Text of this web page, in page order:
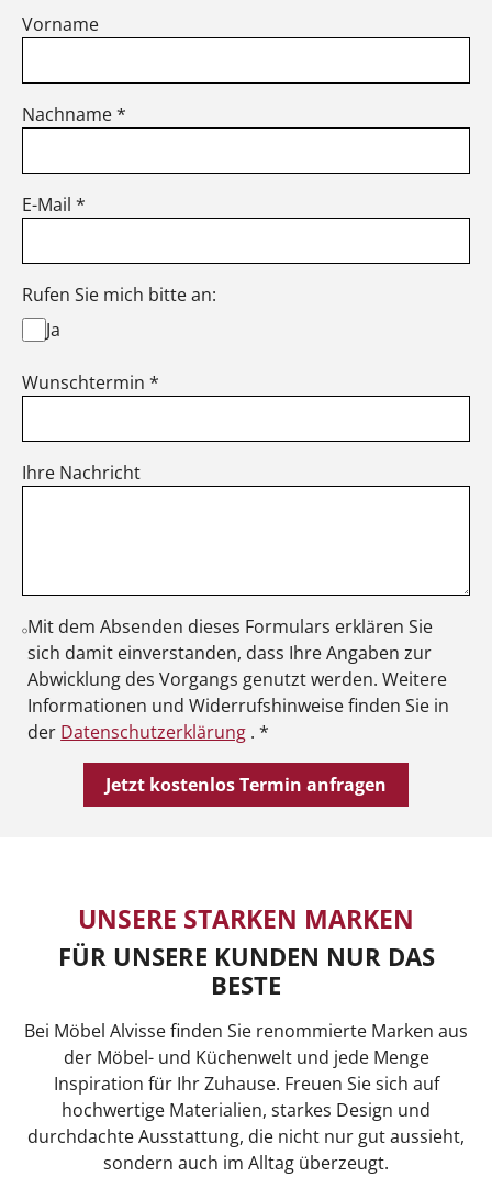
Vorname
Nachname *
E-Mail *
Rufen Sie mich bitte an:
Ja
Wunschtermin *
Ihre Nachricht
Mit dem Absenden dieses Formulars erklären Sie
sich damit einverstanden, dass Ihre Angaben zur
Abwicklung des Vorgangs genutzt werden. Weitere
Informationen und Widerrufshinweise finden Sie in
der Datenschutzerklärung . *
UNSERE STARKEN MARKEN
FÜR UNSERE KUNDEN NUR DAS
BESTE
Bei Möbel Alvisse finden Sie renommierte Marken aus
der Möbel- und Küchenwelt und jede Menge
Inspiration für Ihr Zuhause. Freuen Sie sich auf
hochwertige Materialien, starkes Design und
durchdachte Ausstattung, die nicht nur gut aussieht,
sondern auch im Alltag überzeugt.